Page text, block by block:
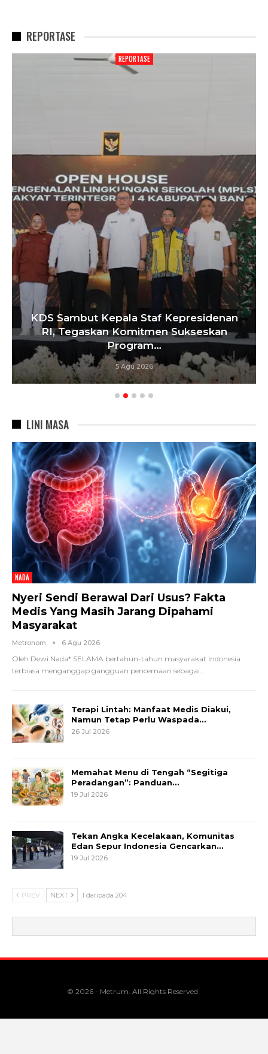
REPORTASE
REPORTASE
KDS Sambut Kepala Staf Kepresidenan
RI, Tegaskan Komitmen Sukseskan
Program…
5 Agu 2026
LINI MASA
NADA
Nyeri Sendi Berawal Dari Usus? Fakta
Medis Yang Masih Jarang Dipahami
Masyarakat
Metronom 6 Agu 2026
Oleh Dewi Nada* SELAMA bertahun-tahun masyarakat Indonesia
terbiasa menganggap gangguan pencernaan sebagai…
Terapi Lintah: Manfaat Medis Diakui,
Namun Tetap Perlu Waspada…
26 Jul 2026
Memahat Menu di Tengah “Segitiga
Peradangan”: Panduan…
19 Jul 2026
Tekan Angka Kecelakaan, Komunitas
Edan Sepur Indonesia Gencarkan…
19 Jul 2026
PREV NEXT 1 daripada 204
© 2026 - Metrum. All Rights Reserved.